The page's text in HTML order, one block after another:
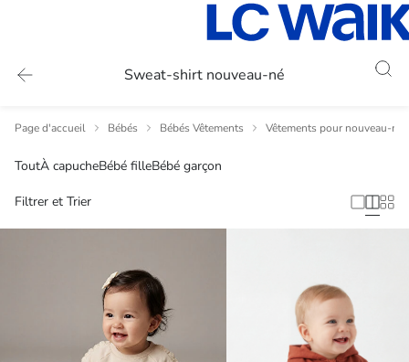
Sweat-shirt nouveau-né
Page d'accueil Bébés Bébés Vêtements Vêtements pour nouveau-nés
ToutÀ capucheBébé filleBébé garçon
Filtrer et Trier